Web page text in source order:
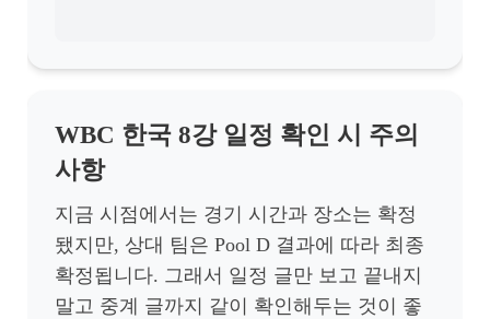
WBC 한국 8강 일정 확인 시 주의
사항
지금 시점에서는 경기 시간과 장소는 확정
됐지만, 상대 팀은 Pool D 결과에 따라 최종
확정됩니다. 그래서 일정 글만 보고 끝내지
말고 중계 글까지 같이 확인해두는 것이 좋